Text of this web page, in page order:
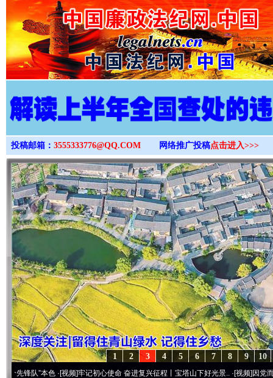
>
投稿邮箱： 3555333776@QQ.COM 网络推广投稿点击进入>>>
10
9
8
7
6
5
4
3
2
1
本色·[视频]牢记初心使命 奋进复兴征程丨宝塔山下好光景..·[视频]因党而生 为党而